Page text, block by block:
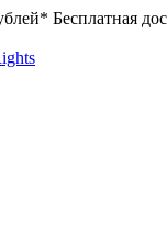
Бесплатная